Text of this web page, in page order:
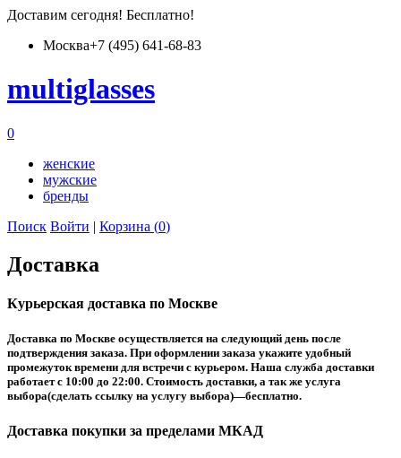
Доставим сегодня! Бесплатно!
Москва+7 (495) 641-68-83
multiglasses
0
женские
мужские
бренды
Поиск Войти | Корзина (0)
Доставка
Курьерская доставка по Москве
Доставка по Москве осуществляется на следующий день после
подтверждения заказа. При оформлении заказа укажите удобный
промежуток времени для встречи с курьером. Наша служба доставки
работает с 10:00 до 22:00. Стоимость доставки, а так же услуга
выбора(сделать ссылку на услугу выбора)—бесплатно.
Доставка покупки за пределами МКАД